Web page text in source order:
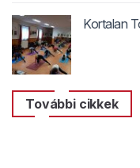
Kortalan
További cikkek